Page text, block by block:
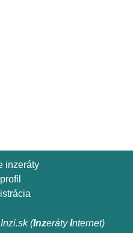
inzeráty
(InzerátyInternet)